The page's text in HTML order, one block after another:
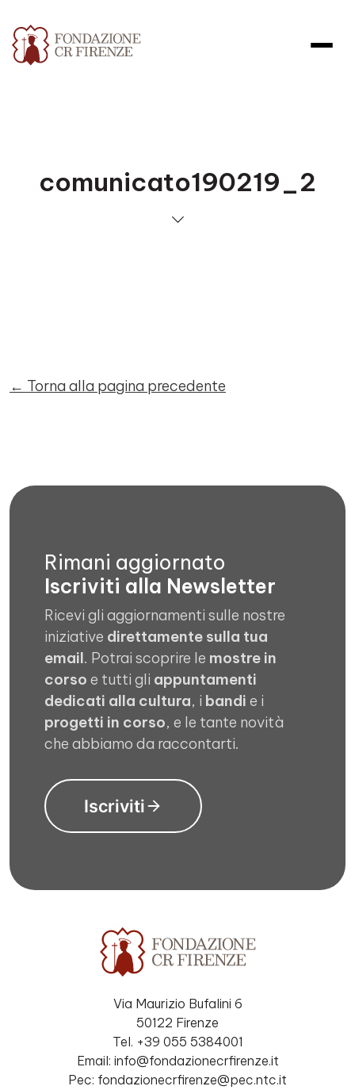
comunicato190219_2
← Torna alla pagina precedente
Rimani aggiornato
Iscriviti alla Newsletter
Ricevi gli aggiornamenti sulle nostre
iniziative direttamente sulla tua
email. Potrai scoprire le mostre in
corso e tutti gli appuntamenti
dedicati alla cultura, i bandi e i
progetti in corso, e le tante novità
che abbiamo da raccontarti.
Iscriviti
Via Maurizio Bufalini 6
50122 Firenze
Tel. +39 055 5384001
Email: info@fondazionecrfirenze.it
Pec: fondazionecrfirenze@pec.ntc.it